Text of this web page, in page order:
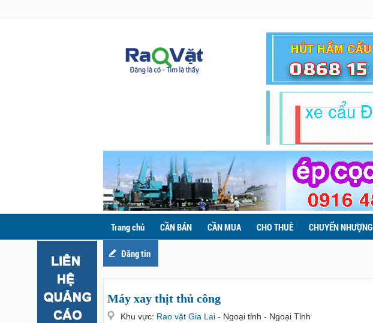
Trang chủ CẦN BÁN CẦN MUA CHO THUÊ CHUYỂN NHƯỢNG
Đăng tin
Máy xay thịt thủ công
Khu vực: Rao vặt Gia Lai - Ngoại tỉnh - Ngoại Tỉnh